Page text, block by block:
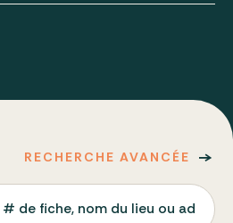
RECHERCHE AVANCÉE
de fiche, nom du lieu ou adresse